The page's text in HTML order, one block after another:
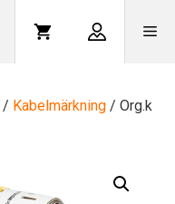
/ Kabelmärkning / Org.k